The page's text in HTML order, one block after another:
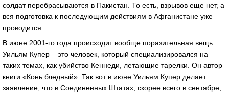
солдат перебрасываются в Пакистан. То есть, взрывов еще нет, а
вся подготовка к последующим действиям в Афганистане уже
проводится.
В июне 2001-го года происходит вообще поразительная вещь.
Уильям Купер – это человек, который специализировался на
таких темах, как убийство Кеннеди, летающие тарелки. Он автор
книги «Конь бледный». Так вот в июне Уильям Купер делает
заявление, что в Соединенных Штатах, скорее всего в сентябре,